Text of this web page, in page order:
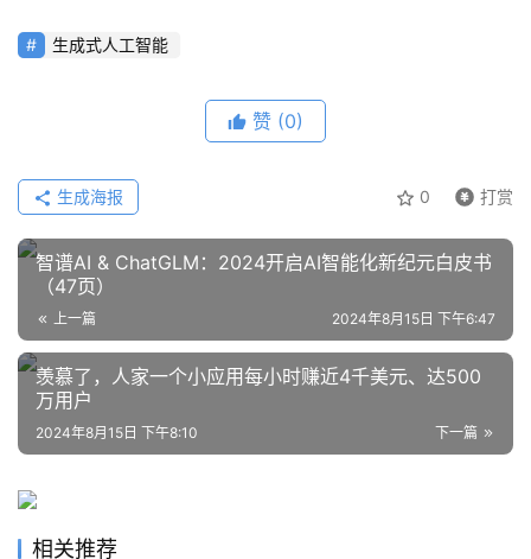
生成式人工智能
赞 (0)
0 打赏
生成海报
智谱AI & ChatGLM：2024开启AI智能化新纪元白皮书
（47页）
上一篇 2024年8月15日 下午6:47
羡慕了，人家一个小应用每小时赚近4千美元、达500
万用户
下一篇
2024年8月15日 下午8:10
相关推荐